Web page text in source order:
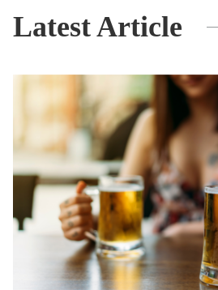
Latest Article